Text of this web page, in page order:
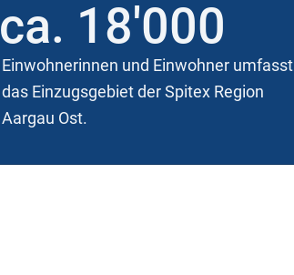
ca. 18'000
Einwohnerinnen und Einwohner umfasst
das Einzugsgebiet der Spitex Region
Aargau Ost.